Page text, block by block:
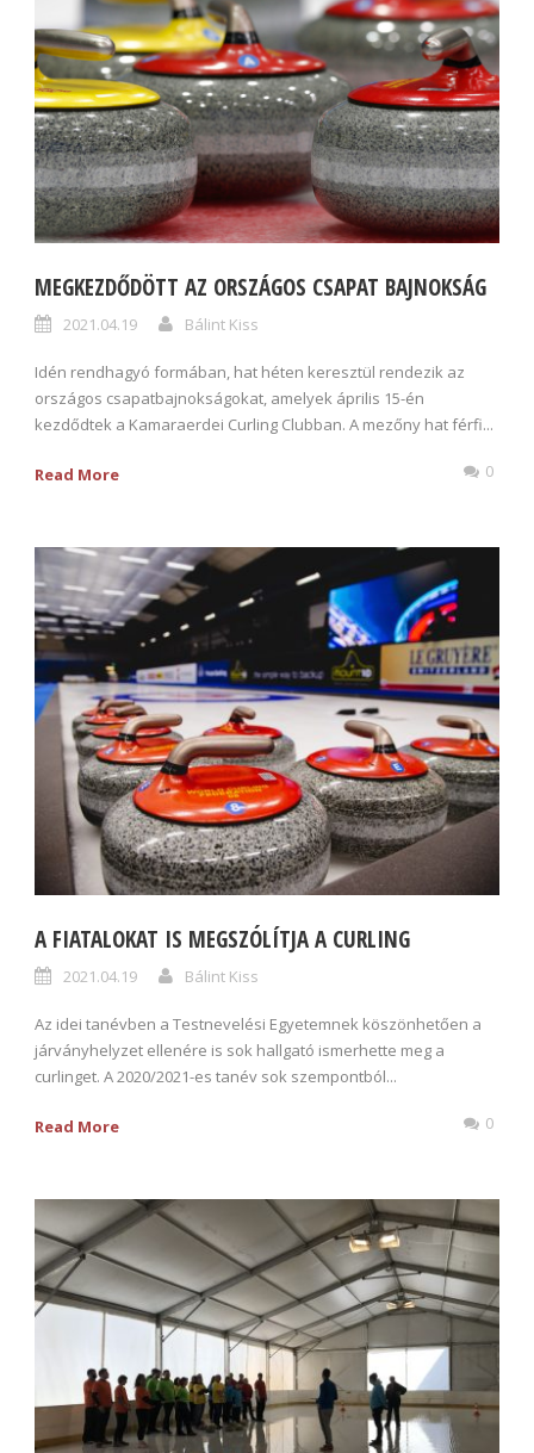
MEGKEZDŐDÖTT AZ ORSZÁGOS CSAPAT BAJNOKSÁG
2021.04.19 Bálint Kiss
Idén rendhagyó formában, hat héten keresztül rendezik az
országos csapatbajnokságokat, amelyek április 15-én
kezdődtek a Kamaraerdei Curling Clubban. A mezőny hat férfi...
Read More 0
A FIATALOKAT IS MEGSZÓLÍTJA A CURLING
2021.04.19 Bálint Kiss
Az idei tanévben a Testnevelési Egyetemnek köszönhetően a
járványhelyzet ellenére is sok hallgató ismerhette meg a
curlinget. A 2020/2021-es tanév sok szempontból...
Read More 0